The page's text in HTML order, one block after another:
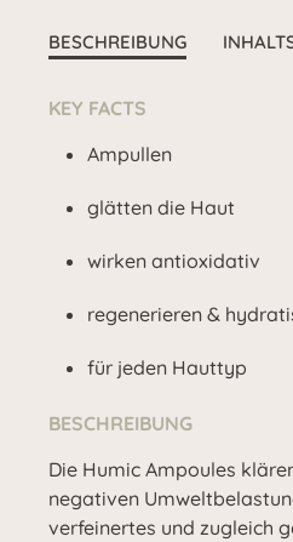
BESCHREIBUNG
KEY FACTS
Ampullen
glätten die Haut
wirken antioxidativ
regenerieren &
für jeden Hauttyp
BESCHREIBUNG
Die Humic Ampoules
negativen
verfeinertes und zugleich